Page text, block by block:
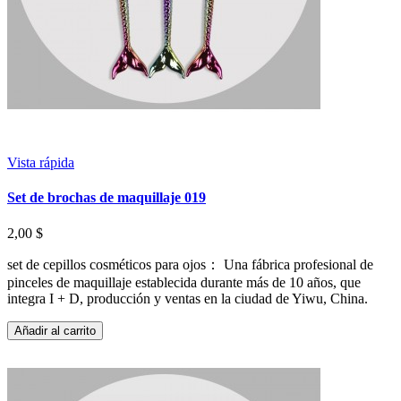
Vista rápida
Set de brochas de maquillaje 019
2,00 $
set de cepillos cosméticos para ojos： Una fábrica profesional de
pinceles de maquillaje establecida durante más de 10 años, que
integra I + D, producción y ventas en la ciudad de Yiwu, China.
Añadir al carrito